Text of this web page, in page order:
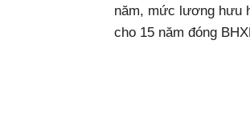
năm, mức lương hưu
cho 15 năm đóng